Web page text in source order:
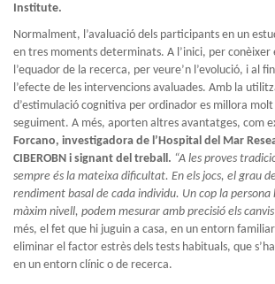
Institute.
Normalment, l’avaluació dels participants en un
en tres moments determinats. A l’inici, per conèixer
l’equador de la recerca, per veure’n l’evolució, i al
l’efecte de les intervencions avaluades. Amb la
d’estimulació cognitiva per ordinador es millora
seguiment. A més, aporten altres avantatges, com
Forcano, investigadora de l’Hospital del Mar
CIBEROBN i signant del treball. “A les proves
sempre és la mateixa dificultat. En els jocs, el grau
rendiment basal de cada individu. Un cop la persona
màxim nivell, podem mesurar amb precisió els
més, el fet que hi juguin a casa, en un entorn
eliminar el factor estrès dels tests habituals, que
en un entorn clínic o de recerca.